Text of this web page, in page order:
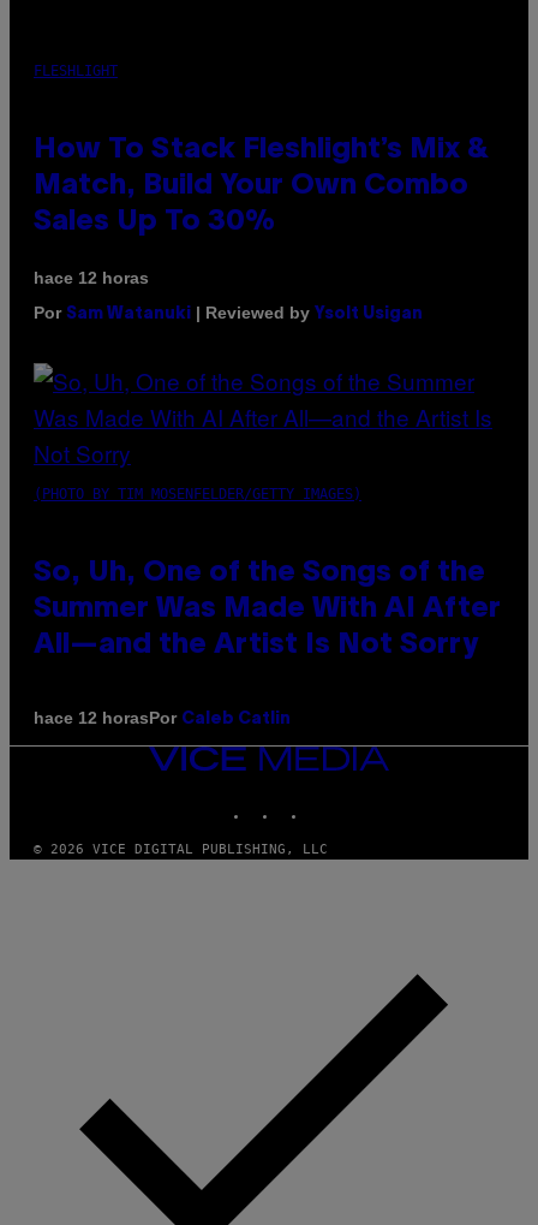
FLESHLIGHT
How To Stack Fleshlight’s Mix &
Match, Build Your Own Combo
Sales Up To 30%
hace 12 horas
Por Sam Watanuki | Reviewed by Ysolt Usigan
(PHOTO BY TIM MOSENFELDER/GETTY IMAGES)
So, Uh, One of the Songs of the
Summer Was Made With AI After
All—and the Artist Is Not Sorry
hace 12 horasPor Caleb Catlin
VICE
MEDIA
© 2026 VICE DIGITAL PUBLISHING, LLC